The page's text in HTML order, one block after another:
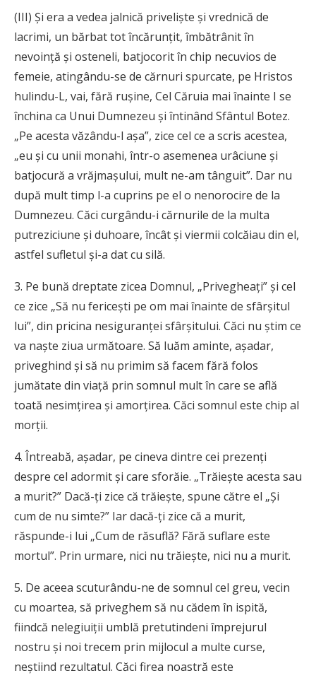
(III) Și era a vedea jalnică priveliște și vrednică de
lacrimi, un bărbat tot încărunțit, îmbătrânit în
nevoință și osteneli, batjocorit în chip necuvios de
femeie, atingându-se de cărnuri spurcate, pe Hristos
hulindu-L, vai, fără rușine, Cel Căruia mai înainte I se
închina ca Unui Dumnezeu și întinând Sfântul Botez.
„Pe acesta văzându-l așa”, zice cel ce a scris acestea,
„eu și cu unii monahi, într-o asemenea urâciune și
batjocură a vrăjmașului, mult ne-am tânguit”. Dar nu
după mult timp l-a cuprins pe el o nenorocire de la
Dumnezeu. Căci curgându-i cărnurile de la multa
putreziciune și duhoare, încât și viermii colcăiau din el,
astfel sufletul și-a dat cu silă.
3. Pe bună dreptate zicea Domnul, „Privegheați” și cel
ce zice „Să nu fericești pe om mai înainte de sfârșitul
lui”, din pricina nesiguranței sfârșitului. Căci nu știm ce
va naște ziua următoare. Să luăm aminte, așadar,
priveghind și să nu primim să facem fără folos
jumătate din viață prin somnul mult în care se află
toată nesimțirea și amorțirea. Căci somnul este chip al
morții.
4. Întreabă, așadar, pe cineva dintre cei prezenți
despre cel adormit și care sforăie. „Trăiește acesta sau
a murit?” Dacă-ți zice că trăiește, spune către el „Și
cum de nu simte?” Iar dacă-ți zice că a murit,
răspunde-i lui „Cum de răsuflă? Fără suflare este
mortul”. Prin urmare, nici nu trăiește, nici nu a murit.
5. De aceea scuturându-ne de somnul cel greu, vecin
cu moartea, să priveghem să nu cădem în ispită,
fiindcă nelegiuiții umblă pretutindeni împrejurul
nostru și noi trecem prin mijlocul a multe curse,
neștiind rezultatul. Căci firea noastră este